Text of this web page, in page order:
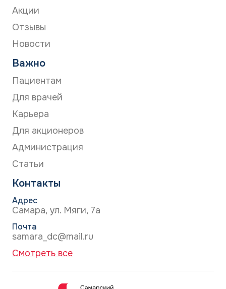
Акции
Отзывы
Новости
Важно
Пациентам
Для врачей
Карьера
Для акционеров
Администрация
Статьи
Контакты
Адрес
Самара, ул. Мяги, 7а
Почта
samara_dc@mail.ru
Смотреть все